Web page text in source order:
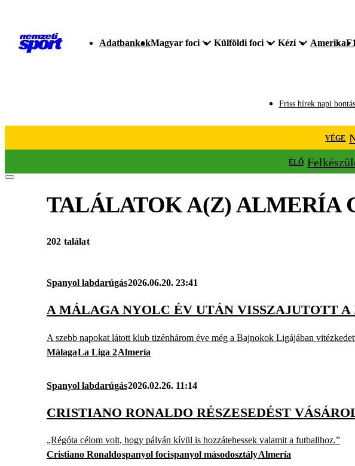
AdatbankokMagyar foci Külföldi foci Kézi AmerikaF1
Friss hírek napi
VÉGE
ÉLŐ
TALÁLATOK A(Z) ALMERÍA
202 találat
Spanyol labdarúgás2026.06.20. 23:41
A MÁLAGA NYOLC ÉV UTÁN VISSZAJUTOTT
A szebb napokat látott klub tizénhárom éve még a Bajnokok Ligájában
MálagaLa Liga 2Almería
Spanyol labdarúgás2026.02.26. 11:14
CRISTIANO RONALDO RÉSZESEDÉST
„Régóta célom volt, hogy pályán kívül is hozzátehessek valamit a futballhoz.”
Cristiano Ronaldospanyol focispanyol másodosztályAlmería